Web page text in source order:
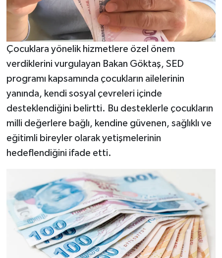
Çocuklara yönelik hizmetlere özel önem
verdiklerini vurgulayan Bakan Göktaş, SED
programı kapsamında çocukların ailelerinin
yanında, kendi sosyal çevreleri içinde
desteklendiğini belirtti. Bu desteklerle çocukların
milli değerlere bağlı, kendine güvenen, sağlıklı ve
eğitimli bireyler olarak yetişmelerinin
hedeflendiğini ifade etti.